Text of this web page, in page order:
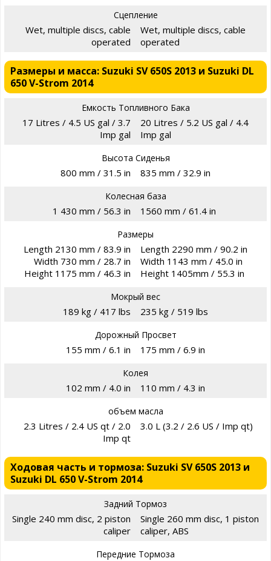
Сцепление
Wet, multiple discs, cable
operated
Wet, multiple discs, cable
operated
Размеры и масса: Suzuki SV 650S 2013 и Suzuki DL
650 V-Strom 2014
Емкость Топливного Бака
17 Litres / 4.5 US gal / 3.7
Imp gal
20 Litres / 5.2 US gal / 4.4
Imp gal
Высота Сиденья
800 mm / 31.5 in 835 mm / 32.9 in
Колесная база
1 430 mm / 56.3 in 1560 mm / 61.4 in
Размеры
Length 2130 mm / 83.9 in
Width 730 mm / 28.7 in
Height 1175 mm / 46.3 in
Length 2290 mm / 90.2 in
Width 1143 mm / 45.0 in
Height 1405mm / 55.3 in
Мокрый вес
189 kg / 417 lbs 235 kg / 519 lbs
Дорожный Просвет
155 mm / 6.1 in 175 mm / 6.9 in
Колея
102 mm / 4.0 in 110 mm / 4.3 in
объем масла
2.3 Litres / 2.4 US qt / 2.0
Imp qt
3.0 L (3.2 / 2.6 US / Imp qt)
Ходовая часть и тормоза: Suzuki SV 650S 2013 и
Suzuki DL 650 V-Strom 2014
Задний Тормоз
Single 240 mm disc, 2 piston
caliper
Single 260 mm disc, 1 piston
caliper, ABS
Передние Тормоза